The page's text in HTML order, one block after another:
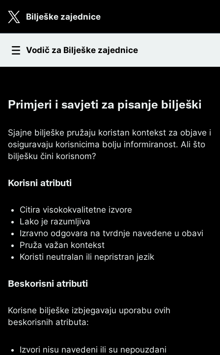
Bilješke zajednice
Savjeti za pisanje bilješki
Vodič za Bilješke zajednice
Primjeri i savjeti za pisanje bilješki
Sjajne bilješke pružaju koristan kontekst za objave i
osiguravaju korisnicima bolju informiranost. Ali što
bilješku čini korisnom?
Korisni atributi
Citira visokokvalitetne izvore
Lako je razumljiva
Izravno odgovara na tvrdnje navedene u obavi
Pruža važan kontekst
Koristi neutralan ili nepristran jezik
Beskorisni atributi
Korisne bilješke izbjegavaju uporabu ovih
beskorisnih atributa:
Izvori nisu navedeni ili su nepouzdani